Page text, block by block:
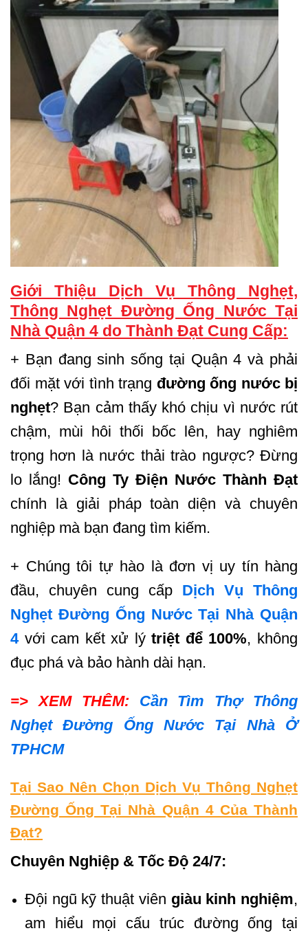
Giới Thiệu Dịch Vụ Thông Nghẹt,
Thông Nghẹt Đường Ống Nước Tại
Nhà Quận 4 do Thành Đạt Cung Cấp:
+ Bạn đang sinh sống tại Quận 4 và phải
đối mặt với tình trạng đường ống nước bị
nghẹt? Bạn cảm thấy khó chịu vì nước rút
chậm, mùi hôi thối bốc lên, hay nghiêm
trọng hơn là nước thải trào ngược? Đừng
lo lắng! Công Ty Điện Nước Thành Đạt
chính là giải pháp toàn diện và chuyên
nghiệp mà bạn đang tìm kiếm.
+ Chúng tôi tự hào là đơn vị uy tín hàng
đầu, chuyên cung cấp Dịch Vụ Thông
Nghẹt Đường Ống Nước Tại Nhà Quận
4với cam kết xử lýtriệt để 100%, không
đục phá và bảo hành dài hạn.
=> XEM THÊM: Cần Tìm Thợ Thông
Nghẹt Đường Ống Nước Tại Nhà Ở
TPHCM
Tại Sao Nên Chọn Dịch Vụ Thông Nghẹt
Đường Ống Tại Nhà Quận 4 Của Thành
Đạt?
Chuyên Nghiệp & Tốc Độ 24/7:
Đội ngũ kỹ thuật viên giàu kinh nghiệm,
am hiểu mọi cấu trúc đường ống tại